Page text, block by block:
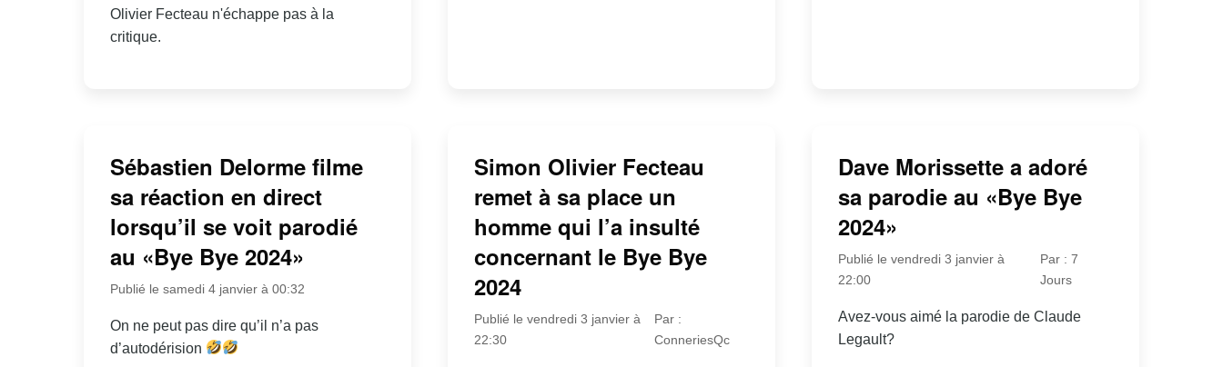
Olivier Fecteau n'échappe pas à la
critique.
Sébastien Delorme filme
sa réaction en direct
lorsqu’il se voit parodié
au «Bye Bye 2024»
Publié le samedi 4 janvier à 00:32
On ne peut pas dire qu’il n’a pas
d’autodérision
Simon Olivier Fecteau
remet à sa place un
homme qui l’a insulté
concernant le Bye Bye
2024
Publié le vendredi 3 janvier à
22:30
Par :
ConneriesQc
Dave Morissette a adoré
sa parodie au «Bye Bye
2024»
Publié le vendredi 3 janvier à
22:00
Par : 7
Jours
Avez-vous aimé la parodie de Claude
Legault?